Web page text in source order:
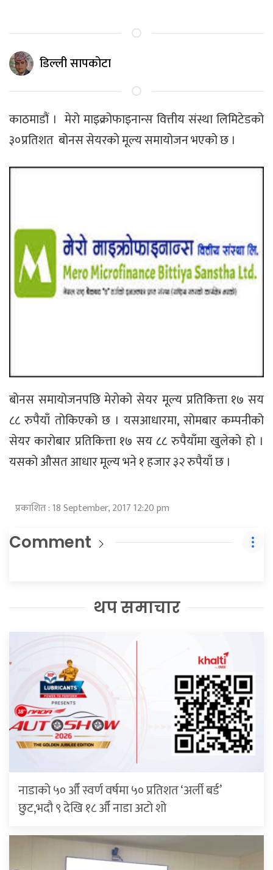
डिल्ली सापकोटा
काठमाडौं । मेरो माइक्रोफाइनान्स वित्तीय संस्था लिमिटेडको
३०प्रतिशत बोनस सेयरकाे मूल्य समायोजन भएको छ ।
बोनस समायोजनपछि मेरोको सेयर मूल्य प्रतिकित्ता १७ सय
८८ रुपैयाँ तोकिएको छ । यसआधारमा, सोमबार कम्पनीको
सेयर कारोबार प्रतिकित्ता १७ सय ८८ रुपैयाँमा खुलेको हो ।
यसको औसत आधार मूल्य भने १ हजार ३२ रुपैयाँ छ ।
प्रकाशित : 18 September, 2017 12:20 pm
Comment
थप समाचार
नाडाको ५० औँ स्वर्ण वर्षमा ५० प्रतिशत ‘अर्ली बर्ड’
छुट,भदौ ९ देखि १८ औँ नाडा अटो शो